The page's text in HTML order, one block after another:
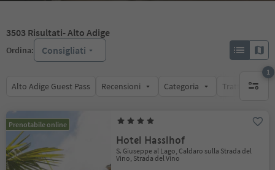
3503 Risultati- Alto Adige
Ordina: Consigliati
Alto Adige Guest Pass Recensioni Categoria Trattamento
1
1 filtro
Prenotabile online
Hotel Hasslhof
S. Giuseppe al Lago, Caldaro sulla Strada del
Vino, Strada del Vino